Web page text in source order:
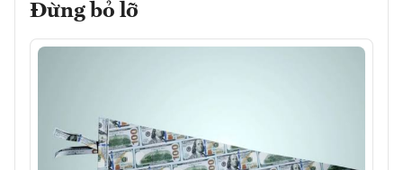
Đừng bỏ lỡ